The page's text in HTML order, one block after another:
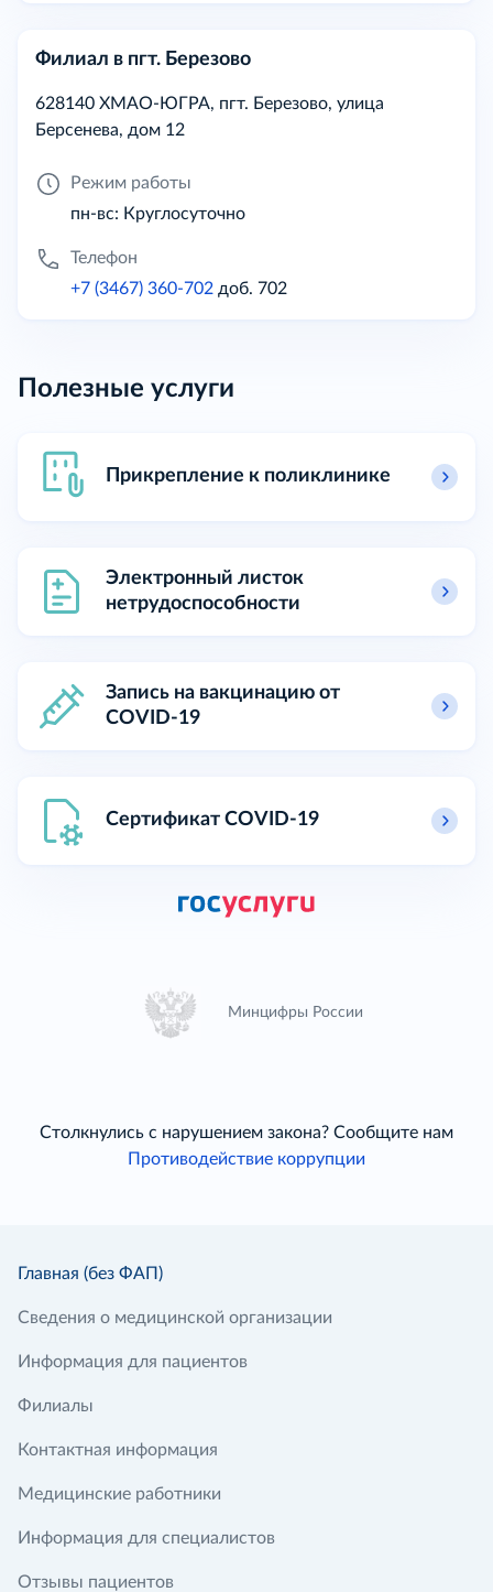
Филиал в пгт. Березово
628140 ХМАО-ЮГРА, пгт. Березово, улица
Берсенева, дом 12
Режим работы
пн-вс: Круглосуточно
Телефон
+7 (3467) 360-702 доб. 702
Полезные услуги
Прикрепление к поликлинике
Электронный листок
нетрудоспособности
Запись на вакцинацию от
COVID-19
Сертификат COVID-19
Минцифры России
Столкнулись с нарушением закона? Сообщите нам
Противодействие коррупции
Главная (без ФАП)
Сведения о медицинской организации
Информация для пациентов
Филиалы
Контактная информация
Медицинские работники
Информация для специалистов
Отзывы пациентов